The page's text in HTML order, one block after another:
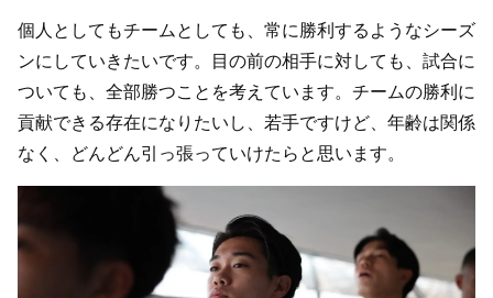
個人としてもチームとしても、常に勝利するようなシーズ
ンにしていきたいです。目の前の相手に対しても、試合に
ついても、全部勝つことを考えています。チームの勝利に
貢献できる存在になりたいし、若手ですけど、年齢は関係
なく、どんどん引っ張っていけたらと思います。